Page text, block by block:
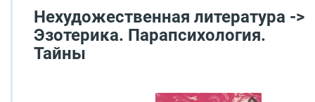
Нехудожественная литература ->
Эзотерика. Парапсихология.
Тайны